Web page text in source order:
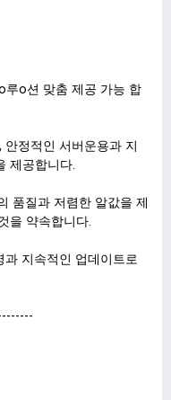
루o션 맞춤 제공 가능 합
정적인 서버운용과 지
제공합니다.
품질과 저렴한 알값을 제
을 약속합니다.
과 지속적인 업데이트로